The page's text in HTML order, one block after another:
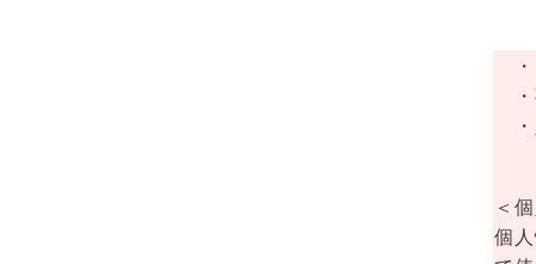
・
・
・
＜
個